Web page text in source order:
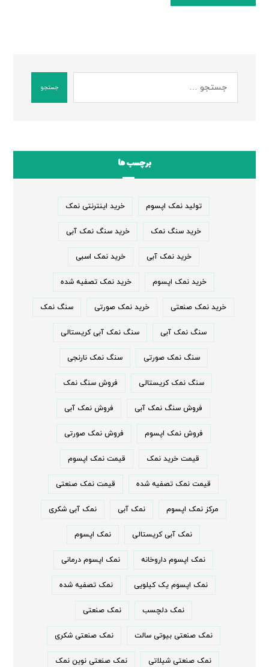
جستجو
برچسب ها
تولید نمک اپسوم خرید اینترنتی نمک
خرید سنگ نمک خرید سنگ نمک آبی
خرید نمک آبی خرید نمک اسبی
خرید نمک اپسوم خرید نمک تصفیه شده
خرید نمک صنعتی خرید نمک صورتی سنگ نمک
سنگ نمک آبی سنگ نمک آبی کریستالی
سنگ نمک صورتی سنگ نمک نارنجی
سنگ نمک کریستالی فروش سنگ نمک
فروش سنگ نمک آبی فروش نمک آبی
فروش نمک اپسوم فروش نمک صورتی
قیمت خرید نمک قیمت نمک اپسوم
قیمت نمک تصفیه شده قیمت نمک صنعتی
مرکز نمک اپسوم نمک آبی نمک آبی شکری
نمک آبی کریستالی نمک اپسوم
نمک اپسوم داروخانه نمک اپسوم درمانی
نمک اپسوم یک کیلویی نمک تصفیه شده
نمک دلچسب نمک صنعتی
نمک صنعتی بیوتی سالت نمک صنعتی شکری
نمک صنعتی شیلاتی نمک صنعتی نوین نمک